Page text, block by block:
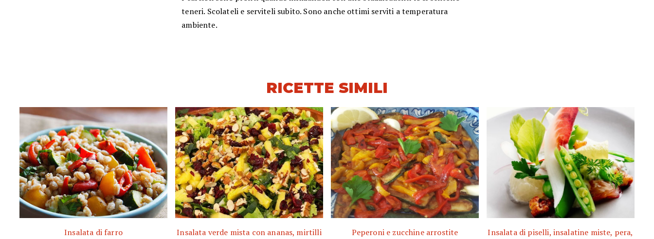
teneri. Scolateli e serviteli subito. Sono anche ottimi serviti a temperatura
ambiente.
RICETTE SIMILI
Insalata di farro
Insalata verde mista con ananas, mirtilli
Peperoni e zucchine arrostite
Insalata di piselli, insalatine miste, pera,